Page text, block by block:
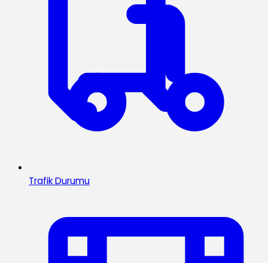
Trafik Durumu